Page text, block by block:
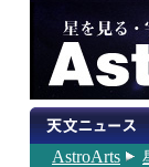
AstroArts